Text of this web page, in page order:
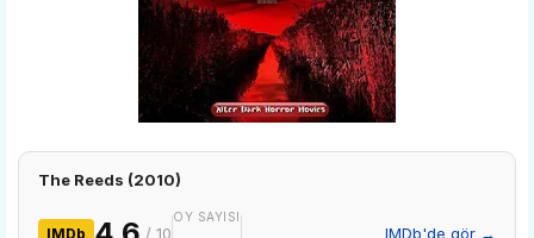
The Reeds (2010)
IMDb / 10
OY SAYISI
IMDb'de gör →